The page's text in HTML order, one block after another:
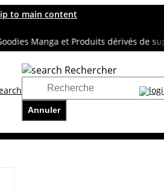
to main content
Manga et Produits dérivés de super
Rechercher
Annuler